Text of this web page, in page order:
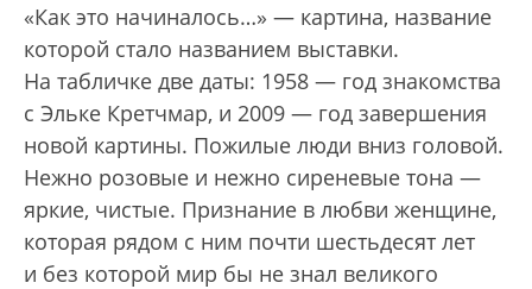
«Как это начиналось…» — картина, название
которой стало названием выставки.
На табличке две даты: 1958 — год знакомства
с Эльке Кретчмар, и 2009 — год завершения
новой картины. Пожилые люди вниз головой.
Нежно розовые и нежно сиреневые тона —
яркие, чистые. Признание в любви женщине,
которая рядом с ним почти шестьдесят лет
и без которой мир бы не знал великого